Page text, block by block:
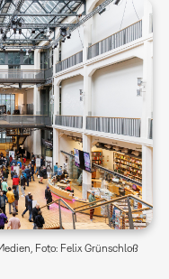
Foto: Felix Grünschloß